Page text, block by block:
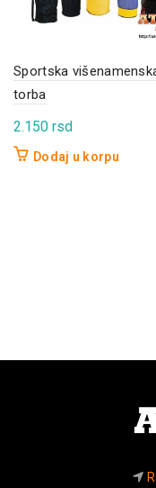
Sportska
torba
2.150 rsd
Dodaj u korpu